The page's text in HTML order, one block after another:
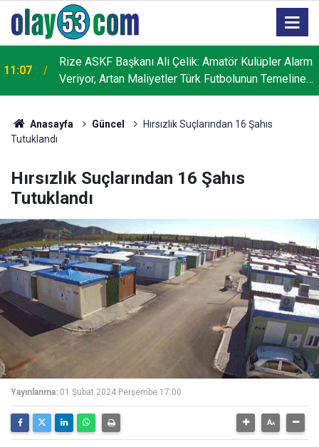
11:07
Rize ASKF Başkanı Ali Çelik: Amatör Kulüpler Alarm
Veriyor, Artan Maliyetler Türk Futbolunun Temeline
Darbe Vuruyor
Anasayfa Güncel
Hırsızlık Suçlarından 16 Şahıs
Tutuklandı
Hırsızlık Suçlarından 16 Şahıs
Tutuklandı
Yayınlanma: 01 Şubat 2024 Perşembe 17:00